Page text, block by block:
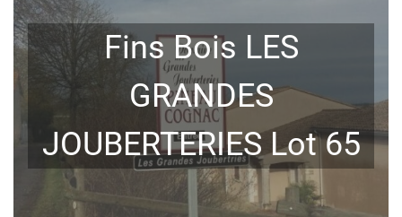
Fins Bois LES
GRANDES
JOUBERTERIES Lot 65